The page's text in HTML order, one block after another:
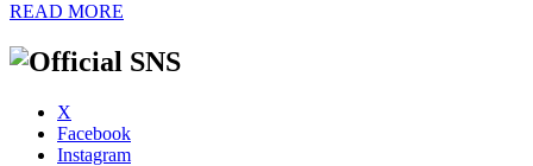
READ MORE
X
Facebook
Instagram